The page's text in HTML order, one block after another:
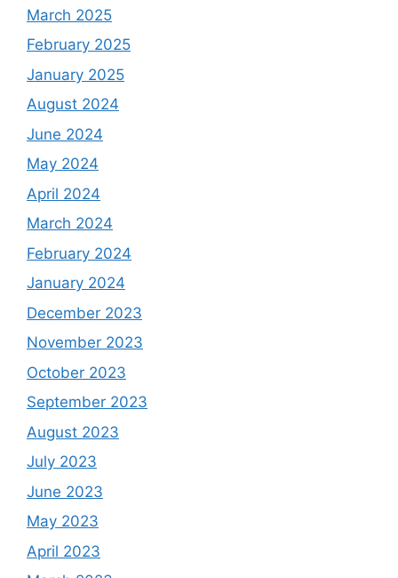
March 2025
February 2025
January 2025
August 2024
June 2024
May 2024
April 2024
March 2024
February 2024
January 2024
December 2023
November 2023
October 2023
September 2023
August 2023
July 2023
June 2023
May 2023
April 2023